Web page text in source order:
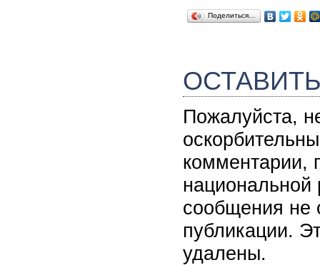
Поделиться…
Пожалуйста,
комментарии,
национальной
сообщения не
публикации.
удалены.